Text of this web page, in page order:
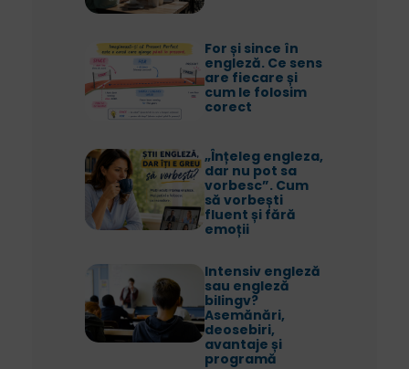
For și since în
engleză. Ce sens
are fiecare și
cum le folosim
corect
„Înțeleg engleza,
dar nu pot sa
vorbesc”. Cum
să vorbești
fluent și fără
emoții
Intensiv engleză
sau engleză
bilingv?
Asemănări,
deosebiri,
avantaje și
programă